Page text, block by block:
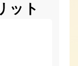
ット